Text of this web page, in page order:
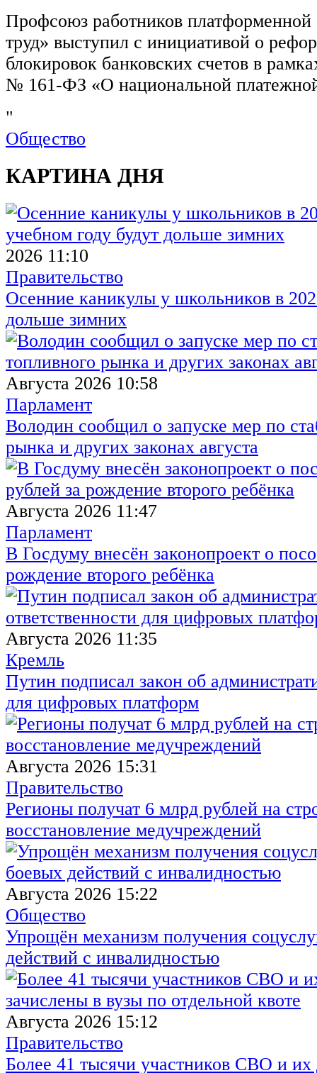
Профсоюз работников
труд» выступил с инициативой о
блокировок банковских счетов в
№ 161-ФЗ «О национальной
"
Общество
КАРТИНА ДНЯ
2026 11:10
Правительство
Осенние каникулы у школьников в
дольше зимних
Августа 2026 10:58
Парламент
Володин сообщил о запуске мер по
рынка и других законах августа
Августа 2026 11:47
Парламент
В Госдуму внесён законопроект о
рождение второго ребёнка
Августа 2026 11:35
Кремль
Путин подписал закон об
для цифровых платформ
Августа 2026 15:31
Правительство
Регионы получат 6 млрд рублей на
восстановление медучреждений
Августа 2026 15:22
Общество
Упрощён механизм получения
действий с инвалидностью
Августа 2026 15:12
Правительство
Более 41 тысячи участников СВО и их